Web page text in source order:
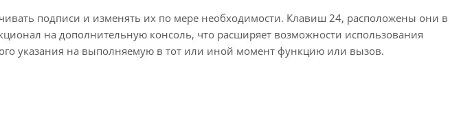
подписи и изменять их по мере необходимости. Клавиш 24, расположены они в
на дополнительную консоль, что расширяет возможности использования
указания на выполняемую в тот или иной момент функцию или вызов.